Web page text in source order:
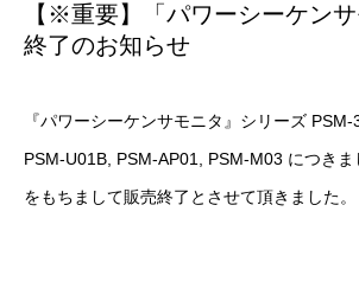
【※重要】「パワーシーケン
終了のお知らせ
『パワーシーケンサモニタ』シリーズ PSM-
PSM-U01B, PSM-AP01, PSM-M03 につき
をもちまして販売終了とさせて頂きました。